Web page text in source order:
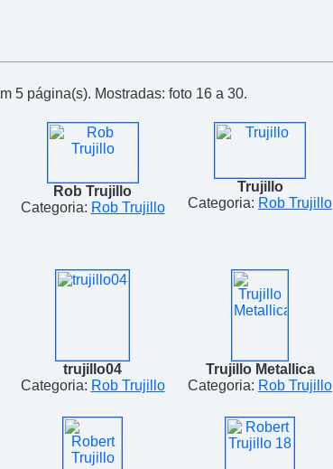
5 página(s). Mostradas: foto 16 a 30.
Rob Trujillo
Categoria: Rob Trujillo
Trujillo
Categoria: Rob Trujillo
trujillo04
Categoria: Rob Trujillo
Trujillo Metallica
Categoria: Rob Trujillo